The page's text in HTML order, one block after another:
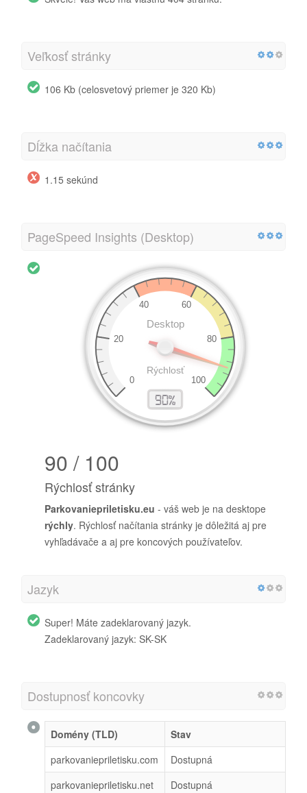
Veľkosť stránky
106 Kb (celosvetový priemer je 320 Kb)
Dĺžka načítania
1.15 sekúnd
PageSpeed Insights (Desktop)
90 / 100
Rýchlosť stránky
Parkovaniepriletisku.eu - váš web je na desktope
rýchly. Rýchlosť načítania stránky je dôležitá aj pre
vyhľadávače a aj pre koncových používateľov.
Jazyk
Super! Máte zadeklarovaný jazyk.
Zadeklarovaný jazyk: SK-SK
Dostupnosť koncovky
Domény (TLD)
Stav
parkovaniepriletisku.com
Dostupná
parkovaniepriletisku.net
Dostupná